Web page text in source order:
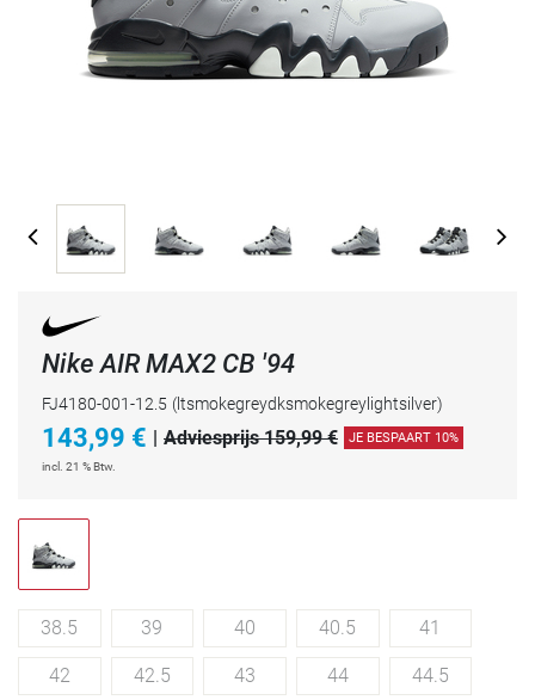
Nike AIR MAX2 CB '94
FJ4180-001-12.5 (ltsmokegreydksmokegreylightsilver)
143,99 € | Adviesprijs 159,99 € JE BESPAART 10%
incl. 21 % Btw.
38.5 39 40 40.5 41
42 42.5 43 44 44.5